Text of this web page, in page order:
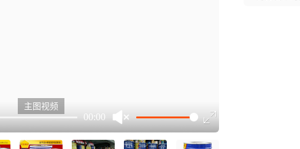
00:00
主图视频